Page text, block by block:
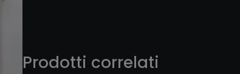
Prodotti correlati